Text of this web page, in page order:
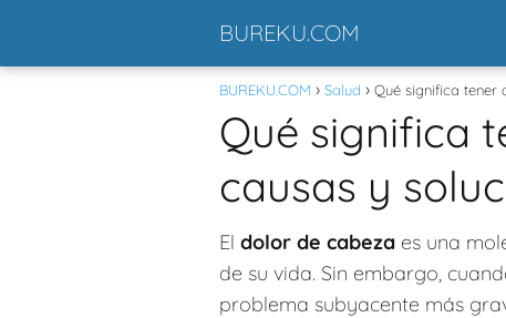
BUREKU.COM
BUREKU.COM Salud Qué significa tener
Qué significa
causas y
El dolor de cabeza es una
de su vida. Sin embargo,
problema subyacente más